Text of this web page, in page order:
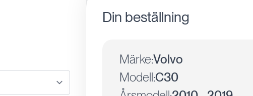
Din beställning
Märke:Volvo
Modell:C30